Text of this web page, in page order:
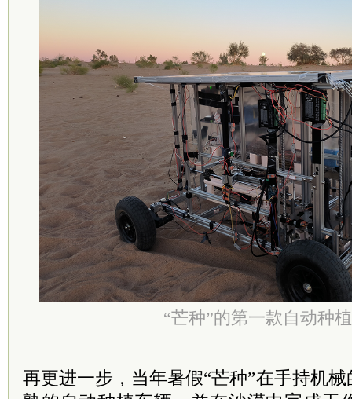
“芒种”的第一款自动种
再更进一步，当年暑假“芒种”在手持机